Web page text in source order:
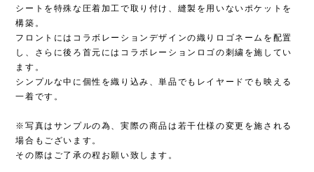
シートを特殊な圧着加工で取り付け、縫製を用いないポケットを
構築。
フロントにはコラボレーションデザインの織りロゴネームを配置
し、さらに後ろ首元にはコラボレーションロゴの刺繍を施してい
ます。
シンプルな中に個性を織り込み、単品でもレイヤードでも映える
一着です。
※写真はサンプルの為、実際の商品は若干仕様の変更を施される
場合もございます。
その際はご了承の程お願い致します。